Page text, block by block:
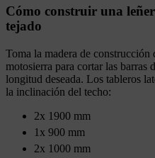
Cómo construir una
tejado
Toma la madera de
motosierra para cortar las barras
longitud deseada. Los tableros
la inclinación del techo:
2x 1900 mm
1x 900 mm
2x 1000 mm